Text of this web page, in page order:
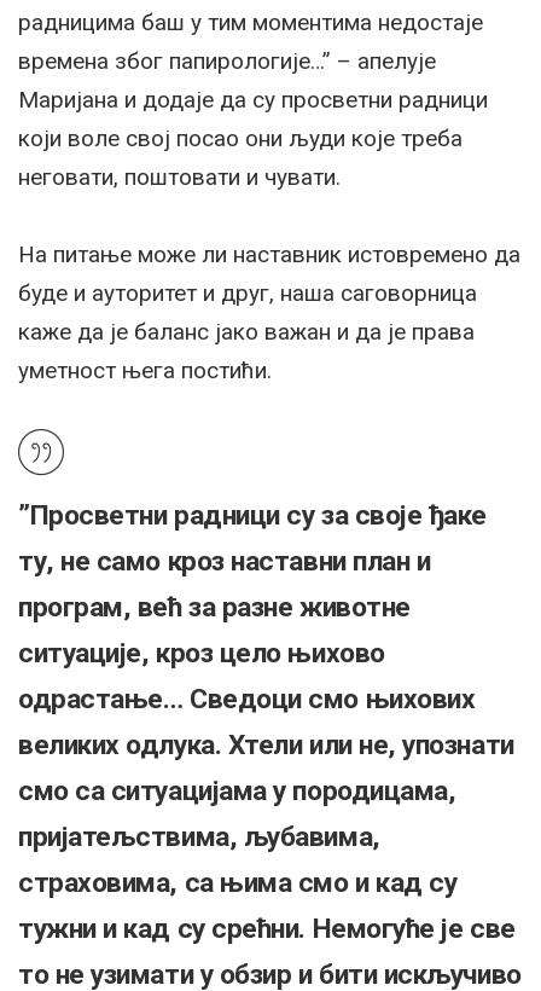
радницима баш у тим моментима недостаје
времена због папирологије…” – апелује
Маријана и додаје да су просветни радници
који воле свој посао они људи које треба
неговати, поштовати и чувати.
На питање може ли наставник истовремено да
буде и ауторитет и друг, наша саговорница
каже да је баланс јако важан и да је права
уметност њега постићи.
”Просветни радници су за своје ђаке
ту, не само кроз наставни план и
програм, већ за разне животне
ситуације, кроз цело њихово
одрастање… Сведоци смо њихових
великих одлука. Хтели или не, упознати
смо са ситуацијама у породицама,
пријатељствима, љубавима,
страховима, са њима смо и кад су
тужни и кад су срећни. Немогуће је све
то не узимати у обзир и бити искључиво